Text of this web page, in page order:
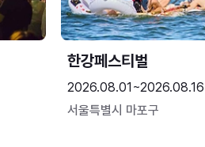
한강페스티벌
2026.08.01~2026.08.16
서울특별시 마포구